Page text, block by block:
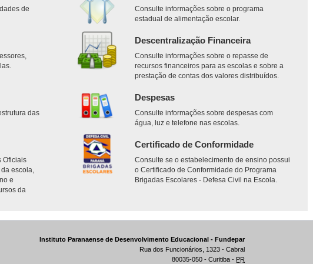
de
Consulte informações sobre o programa
estadual de alimentação escolar.
Descentralização Financeira
Consulte informações sobre o repasse de
recursos financeiros para as escolas e sobre a
prestação de contas dos valores distribuídos.
das
Despesas
Consulte informações sobre despesas com
água, luz e telefone nas escolas.
Oficiais
escola,
e
da
Certificado de Conformidade
Consulte se o estabelecimento de ensino possui
o Certificado de Conformidade do Programa
Brigadas Escolares - Defesa Civil na Escola.
Instituto Paranaense de Desenvolvimento Educacional - Fundepar
Rua dos Funcionários, 1323 - Cabral
80035-050 - Curitiba - PR